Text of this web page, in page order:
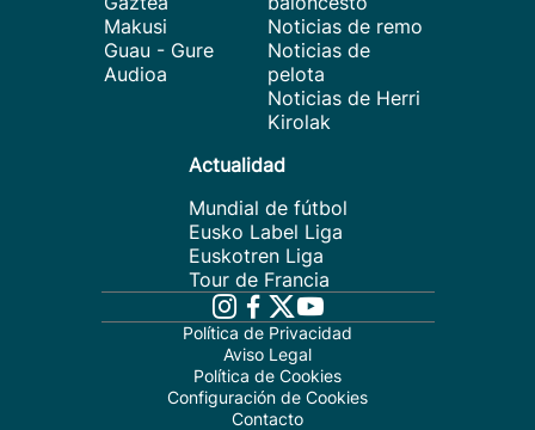
Makusi
Guau - Gure
Audioa
Noticias de remo
Noticias de
pelota
Noticias de Herri
Kirolak
Actualidad
Mundial de fútbol
Eusko Label Liga
Euskotren Liga
Tour de Francia
Política de Privacidad
Aviso Legal
Política de Cookies
Configuración de Cookies
Contacto